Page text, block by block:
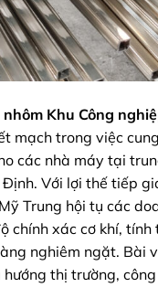
Khu Công
mạch trong việc
các nhà máy tại
Với lợi thế tiếp
Trung hội tụ các
chính xác cơ khí,
nghiêm ngặt. Bài
thị trường,